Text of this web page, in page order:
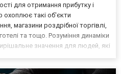
для отримання прибутку і
охоплює такі об'єкти
магазини роздрібної торгівлі,
та тощо. Розуміння динаміки
значення для людей, які